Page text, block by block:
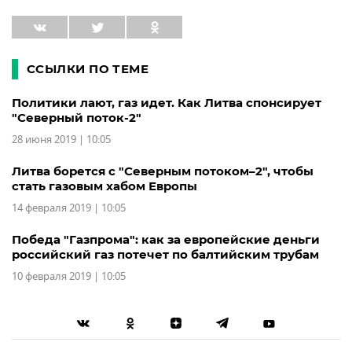
ССЫЛКИ ПО ТЕМЕ
Политики лают, газ идет. Как Литва спонсирует
"Северный поток-2"
28 июня 2019 | 10:05
Литва борется с "Северным потоком–2", чтобы
стать газовым хабом Европы
14 февраля 2019 | 10:05
Победа "Газпрома": как за европейские деньги
российский газ потечет по балтийским трубам
10 февраля 2019 | 10:05